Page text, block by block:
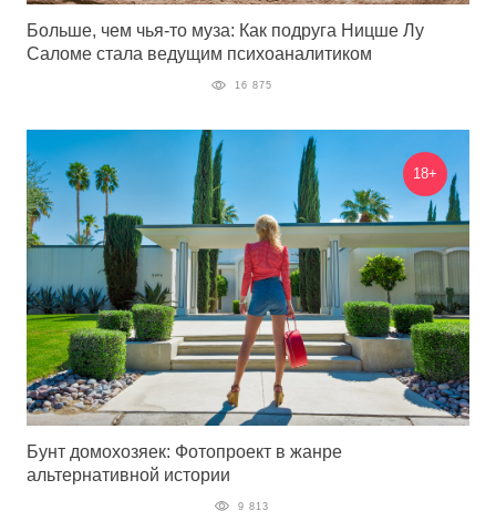
Больше, чем чья-то муза: Как подруга Ницше Лу
Саломе стала ведущим психоаналитиком
16 875
18+
Бунт домохозяек: Фотопроект в жанре
альтернативной истории
9 813